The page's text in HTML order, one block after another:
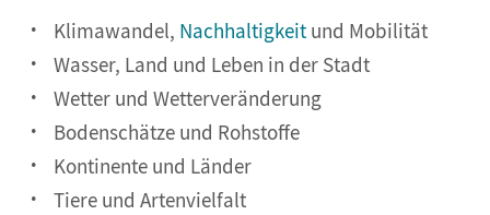
Klimawandel, Nachhaltigkeit und Mobilität
Wasser, Land und Leben in der Stadt
Wetter und Wetterveränderung
Bodenschätze und Rohstoffe
Kontinente und Länder
Tiere und Artenvielfalt